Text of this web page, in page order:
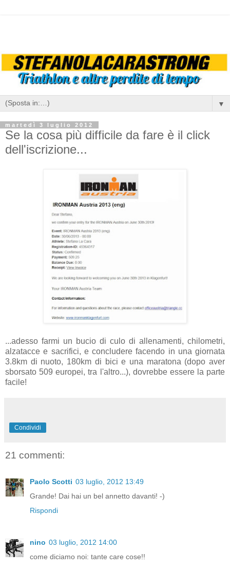
▼
martedì 3 luglio 2012
Se la cosa più difficile da fare è il click
dell'iscrizione...
...adesso farmi un bucio di culo di allenamenti, chilometri,
alzatacce e sacrifici, e concludere facendo in una giornata
3.8km di nuoto, 180km di bici e una maratona (dopo aver
sborsato 509 europei, tra l'altro...), dovrebbe essere la parte
facile!
Condividi
21 commenti:
Paolo Scotti 03 luglio, 2012 13:49
Grande! Dai hai un bel annetto davanti! -)
Rispondi
nino 03 luglio, 2012 14:00
come diciamo noi: tante care cose!!